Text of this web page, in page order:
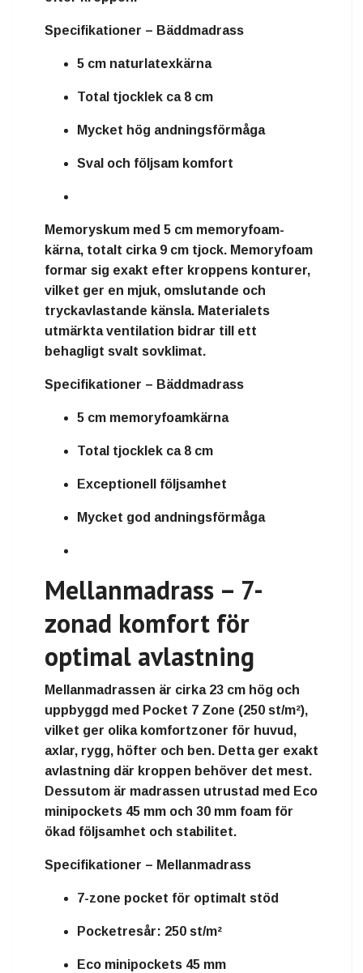
Specifikationer – Bäddmadrass
5 cm naturlatexkärna
Total tjocklek ca 8 cm
Mycket hög andningsförmåga
Sval och följsam komfort
Memoryskum med 5 cm memoryfoam-
kärna, totalt cirka 9 cm tjock. Memoryfoam
formar sig exakt efter kroppens konturer,
vilket ger en mjuk, omslutande och
tryckavlastande känsla. Materialets
utmärkta ventilation bidrar till ett
behagligt svalt sovklimat.
Specifikationer – Bäddmadrass
5 cm memoryfoamkärna
Total tjocklek ca 8 cm
Exceptionell följsamhet
Mycket god andningsförmåga
Mellanmadrass – 7-
zonad komfort för
optimal avlastning
Mellanmadrassen är cirka 23 cm hög och
uppbyggd med Pocket 7 Zone (250 st/m²),
vilket ger olika komfortzoner för huvud,
axlar, rygg, höfter och ben. Detta ger exakt
avlastning där kroppen behöver det mest.
Dessutom är madrassen utrustad med Eco
minipockets 45 mm och 30 mm foam för
ökad följsamhet och stabilitet.
Specifikationer – Mellanmadrass
7-zone pocket för optimalt stöd
Pocketresår: 250 st/m²
Eco minipockets 45 mm